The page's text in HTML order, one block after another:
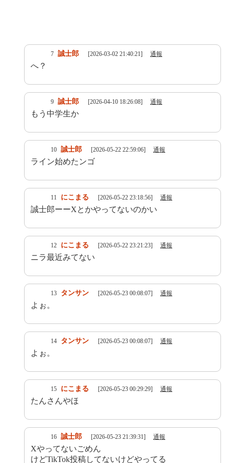
7 誠士郎 [2026-03-02 21:40:21] 通報
へ？
9 誠士郎 [2026-04-10 18:26:08] 通報
もう中学生か
10 誠士郎 [2026-05-22 22:59:06] 通報
ライン始めたンゴ
11 にこまる [2026-05-22 23:18:56] 通報
誠士郎ーーXとかやってないのかい
12 にこまる [2026-05-22 23:21:23] 通報
ニラ最近みてない
13 タンサン [2026-05-23 00:08:07] 通報
よぉ。
14 タンサン [2026-05-23 00:08:07] 通報
よぉ。
15 にこまる [2026-05-23 00:29:29] 通報
たんさんやほ
16 誠士郎 [2026-05-23 21:39:31] 通報
Xやってないごめん
けどTikTok投稿してないけどやってる